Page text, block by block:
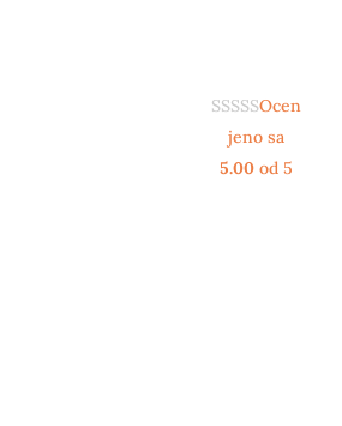
Ocen
jeno sa
5.00 od 5